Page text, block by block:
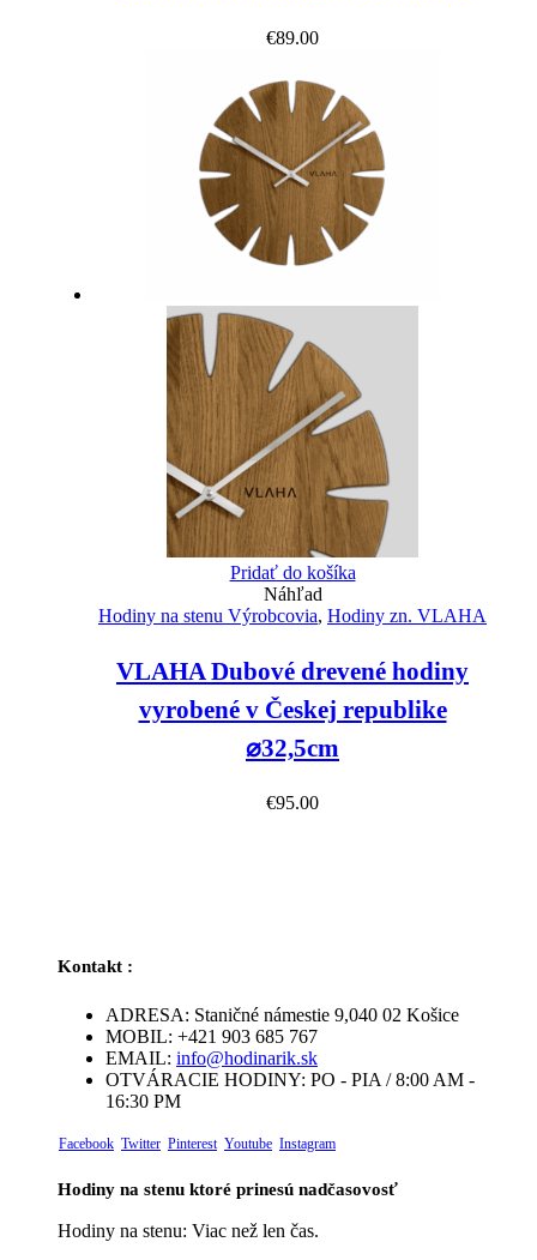
€89.00
Pridať do košíka
Náhľad
Hodiny na stenu Výrobcovia, Hodiny zn. VLAHA
VLAHA Dubové drevené hodiny
vyrobené v Českej republike
⌀32,5cm
€95.00
Kontakt :
ADRESA: Staničné námestie 9,040 02 Košice
MOBIL: +421 903 685 767
EMAIL: info@hodinarik.sk
OTVÁRACIE HODINY: PO - PIA / 8:00 AM -
16:30 PM
Facebook Twitter Pinterest Youtube Instagram
Hodiny na stenu ktoré prinesú nadčasovosť
Hodiny na stenu: Viac než len čas.